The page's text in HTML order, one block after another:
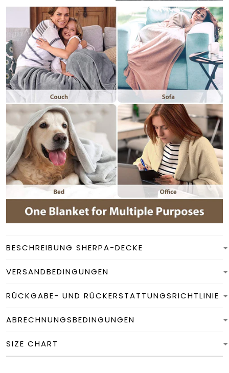
BESCHREIBUNG SHERPA-DECKE
VERSANDBEDINGUNGEN
RÜCKGABE- UND RÜCKERSTATTUNGSRICHTLINIE
ABRECHNUNGSBEDINGUNGEN
SIZE CHART